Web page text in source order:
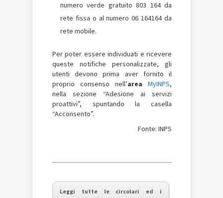
numero verde gratuito 803 164 da
rete fissa o al numero 06 164164 da
rete mobile.
Per poter essere individuati e ricevere
queste notifiche personalizzate, gli
utenti devono prima aver fornito il
proprio consenso nell’area MyINPS,
nella sezione “Adesione ai servizi
proattivi”, spuntando la casella
“Acconsento”.
Fonte: INPS
Leggi tutte le circolari ed i